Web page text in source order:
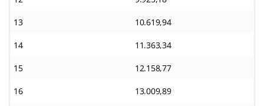
13 10.619,94
14 11.363,34
15 12.158,77
16 13.009,89